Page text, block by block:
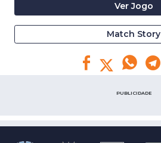
Ver Jogo
Match Story
PUBLICIDADE